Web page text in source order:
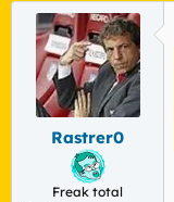
Rastrer0
Freak total